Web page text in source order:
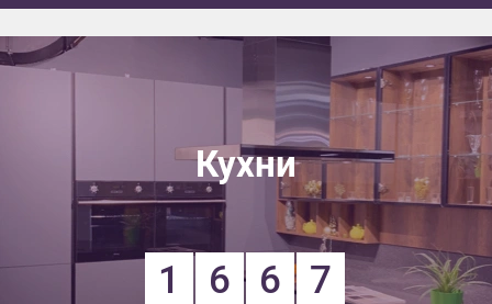
Кухни
1 6 6 7